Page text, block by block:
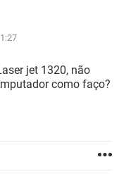
jet 1320, não
como faço?